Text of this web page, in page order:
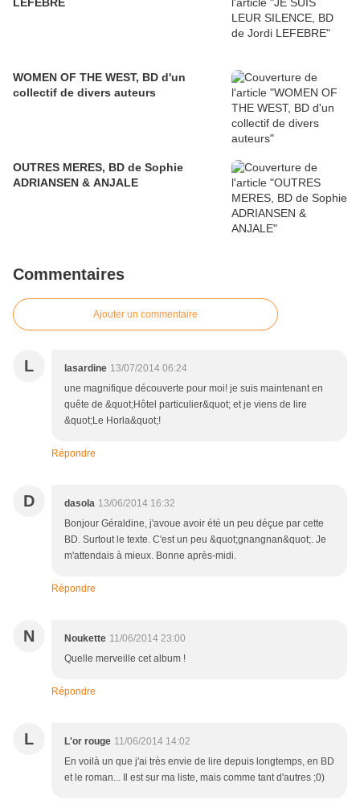
WOMEN OF THE WEST, BD d'un
collectif de divers auteurs
OUTRES MERES, BD de Sophie
ADRIANSEN & ANJALE
Commentaires
Ajouter un commentaire
L lasardine 13/07/2014 06:24
une magnifique découverte pour moi! je suis maintenant en
quête de &quot;Hôtel particulier&quot; et je viens de lire
&quot;Le Horla&quot;!
Répondre
D dasola 13/06/2014 16:32
Bonjour Géraldine, j'avoue avoir été un peu déçue par cette
BD. Surtout le texte. C'est un peu &quot;gnangnan&quot;. Je
m'attendais à mieux. Bonne après-midi.
Répondre
N Noukette 11/06/2014 23:00
Quelle merveille cet album !
Répondre
L L'or rouge 11/06/2014 14:02
En voilà un que j'ai très envie de lire depuis longtemps, en BD
et le roman... Il est sur ma liste, mais comme tant d'autres ;0)